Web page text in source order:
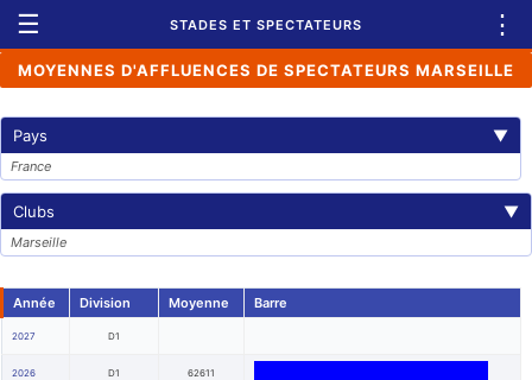
☰ STADES ET SPECTATEURS ⋮
MOYENNES D'AFFLUENCES DE SPECTATEURS MARSEILLE
Pays ▼
France
Clubs ▼
Marseille
Année Division Moyenne Barre
2027 D1
2026 D1 62611